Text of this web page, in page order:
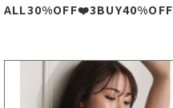
ALL30%OFF❤️3BUY40%OFF